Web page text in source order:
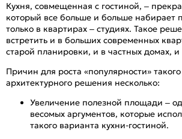
Кухня, совмещенная с гостиной, –
который все больше и больше набирает
только в квартирах – студиях. Такое
встретить и в больших современных
старой планировки, и в частных домах, и
Причин для роста «популярности»
архитектурного решения несколько:
Увеличение полезной площади –
весомых аргументов, которые
такого варианта кухни-гостиной.